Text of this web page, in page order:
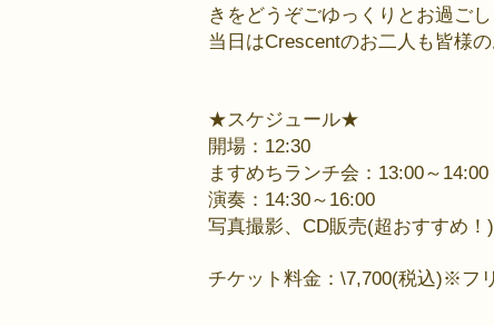
きをどうぞごゆっくりとお過ごし
当日はCrescentのお二人も皆様
★スケジュール★
開場：12:30
ますめちランチ会：13:00～14:00
演奏：14:30～16:00
写真撮影、CD販売(超おすすめ！
チケット料金：\7,700(税込)※フ